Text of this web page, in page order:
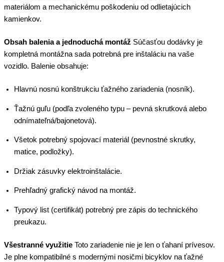
materiálom a mechanickému poškodeniu od odlietajúcich
kamienkov.
Obsah balenia a jednoduchá montáž Súčasťou dodávky je
kompletná montážna sada potrebná pre inštaláciu na vaše
vozidlo. Balenie obsahuje:
Hlavnú nosnú konštrukciu ťažného zariadenia (nosník).
Ťažnú guľu (podľa zvoleného typu – pevná skrutková alebo
odnímateľná/bajonetová).
Všetok potrebný spojovací materiál (pevnostné skrutky,
matice, podložky).
Držiak zásuvky elektroinštalácie.
Prehľadný grafický návod na montáž.
Typový list (certifikát) potrebný pre zápis do technického
preukazu.
Všestranné využitie Toto zariadenie nie je len o ťahaní prívesov.
Je plne kompatibilné s modernými nosičmi bicyklov na ťažné